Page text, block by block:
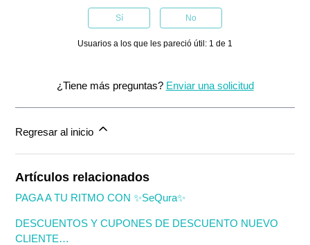
Sí No
Usuarios a los que les pareció útil: 1 de 1
¿Tiene más preguntas? Enviar una solicitud
Regresar al inicio
Artículos relacionados
PAGA A TU RITMO CON ✨SeQura✨
DESCUENTOS Y CUPONES DE DESCUENTO NUEVO
CLIENTE…